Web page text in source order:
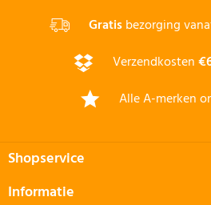
Gratisbezorging
Verzendkosten
Alle A-merken
Shopservice
Informatie